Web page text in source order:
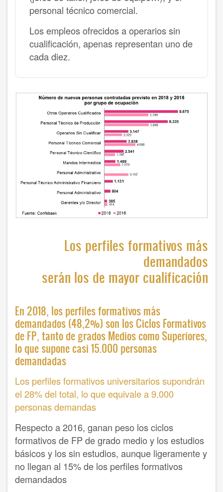
personal técnico comercial.
Los empleos ofrecidos a operarios sin
cualificación, apenas representan uno de
cada diez.
Los perfiles formativos más
demandados
serán los de mayor cualificación
En 2018, los perfiles formativos más
demandados (48,2%) son los Ciclos Formativos
de FP, tanto de grados Medios como Superiores,
lo que supone casi 15.000 personas
demandadas
Los perfiles formativos universitarios supondrán
el 28% del total, lo que equivale a 9.000
personas demandas
Respecto a 2016, ganan peso los ciclos
formativos de FP de grado medio y los estudios
básicos y los sin estudios, aunque ligeramente y
no llegan al 15% de los perfiles formativos
demandados